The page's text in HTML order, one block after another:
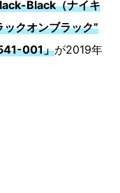
Black（ナイキ
クオンブラック”
001」が2019年